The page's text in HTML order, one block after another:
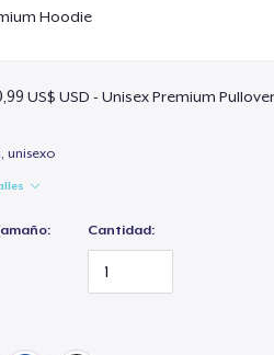
Hoodie
US$ USD - Unisex Premium
unisexo
Cantidad: